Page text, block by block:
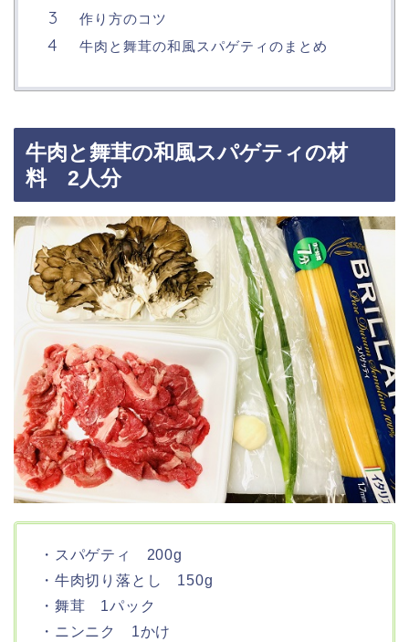
作り方のコツ
牛肉と舞茸の和風スパゲティのまとめ
牛肉と舞茸の和風スパゲティの材
料 2人分
・スパゲティ 200g
・牛肉切り落とし 150g
・舞茸 1パック
・ニンニク 1かけ